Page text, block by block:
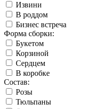
Извини
В роддом
Бизнес встреча
Форма сборки:
Букетом
Корзиной
Сердцем
В коробке
Состав:
Розы
Тюльпаны